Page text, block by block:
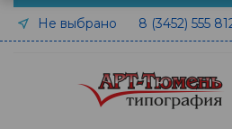
Не выбрано 8 (3452) 555